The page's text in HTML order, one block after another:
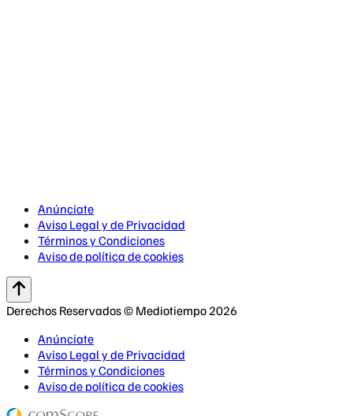
Anúnciate
Aviso Legal y de Privacidad
Términos y Condiciones
Aviso de política de cookies
Derechos Reservados © Mediotiempo 2026
Anúnciate
Aviso Legal y de Privacidad
Términos y Condiciones
Aviso de política de cookies